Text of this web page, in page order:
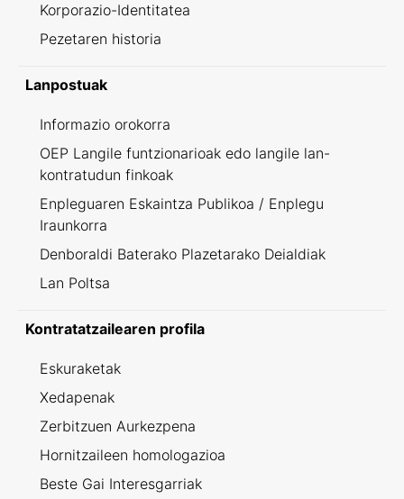
Korporazio-Identitatea
Pezetaren historia
Lanpostuak
Informazio orokorra
OEP Langile funtzionarioak edo langile lan-
kontratudun finkoak
Enpleguaren Eskaintza Publikoa / Enplegu
Iraunkorra
Denboraldi Baterako Plazetarako Deialdiak
Lan Poltsa
Kontratatzailearen profila
Eskuraketak
Xedapenak
Zerbitzuen Aurkezpena
Hornitzaileen homologazioa
Beste Gai Interesgarriak